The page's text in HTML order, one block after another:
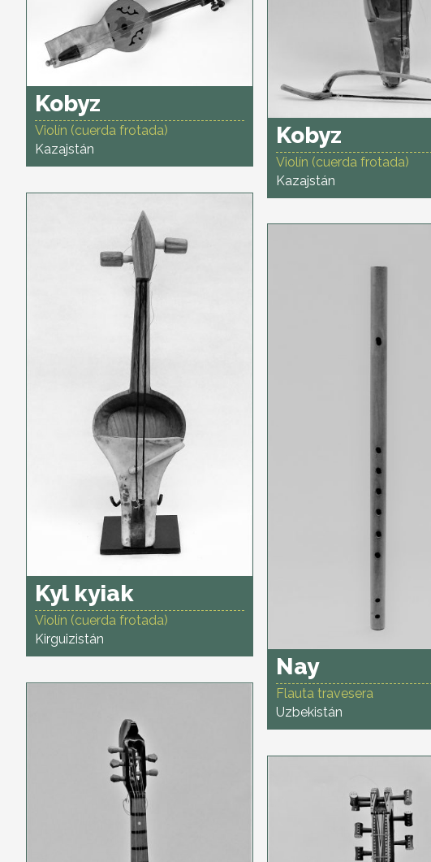
Kobyz
Violín (cuerda frotada)
Kazajstán
Kobyz
Violín (cuerda frotada)
Kazajstán
Kyl kyiak
Violín (cuerda frotada)
Kirguizistán
Nay
Flauta travesera
Uzbekistán